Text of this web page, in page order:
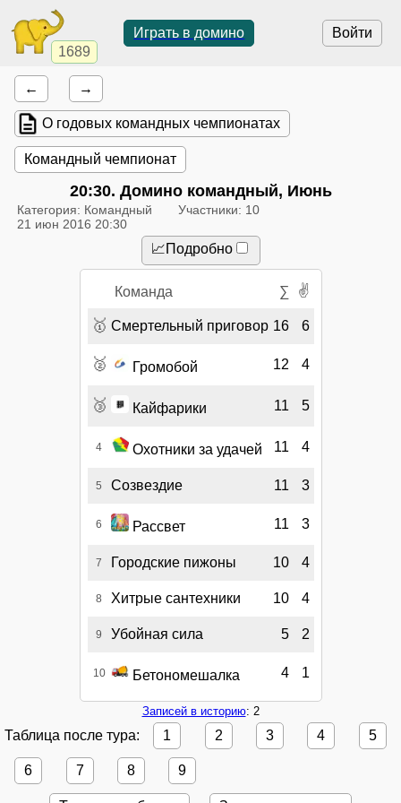
1689
Войти
Играть в домино
← →
О годовых командных чемпионатах
Командный чемпионат
20:30. Домино командный, Июнь
Категория: Командный
Участники: 10
21 июн 2016 20:30
📈Подробно
Команда ∑ ✌
🥇 Смертельный приговор 16 6
🥈 Громобой 12 4
🥉 Кайфарики 11 5
4 Охотники за удачей 11 4
5 Созвездие 11 3
6 Рассвет 11 3
7 Городские пижоны 10 4
8 Хитрые сантехники 10 4
9 Убойная сила 5 2
10 Бетономешалка 4 1
Записей в историю: 2
Таблица после тура: 1 2 3 4 5
6 7 8 9